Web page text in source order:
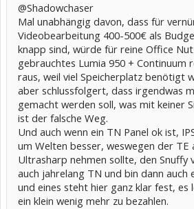
@Shadowchaser
Mal unabhängig davon, dass für
Videobearbeitung 400-500€ als
knapp sind, würde für reine Office
gebrauchtes Lumia 950 + Continuum
raus, weil viel Speicherplatz benötigt
aber schlussfolgert, dass irgendwas
gemacht werden soll, was mit keiner
ist der falsche Weg.
Und auch wenn ein TN Panel ok ist,
um Welten besser, weswegen der TE
Ultrasharp nehmen sollte, den Snuffy
auch jahrelang TN und bin dann auch
und eines steht hier ganz klar fest, es
ein klein wenig mehr zu bezahlen.